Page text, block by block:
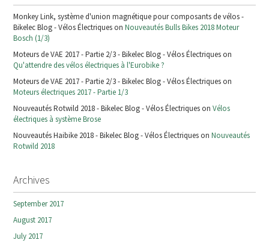
Monkey Link, système d'union magnétique pour composants de vélos -
Bikelec Blog - Vélos Électriques onNouveautés Bulls Bikes 2018 Moteur
Bosch (1/3)
Moteurs de VAE 2017 - Partie 2/3 - Bikelec Blog - Vélos Électriques on
Qu'attendre des vélos électriques à l'Eurobike ?
Moteurs de VAE 2017 - Partie 2/3 - Bikelec Blog - Vélos Électriques on
Moteurs électriques 2017 - Partie 1/3
Nouveautés Rotwild 2018 - Bikelec Blog - Vélos Électriques onVélos
électriques à système Brose
Nouveautés Haibike 2018 - Bikelec Blog - Vélos Électriques onNouveautés
Rotwild 2018
Archives
September 2017
August 2017
July 2017